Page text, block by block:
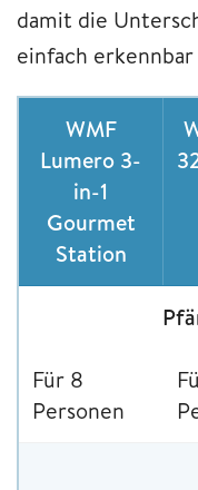
damit die
einfach erkennbar
WMF
Lumero 3-
in-1
Gourmet
Station
Für 8
Personen